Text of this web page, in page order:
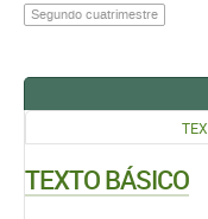
Segundo cuatrimestre
TEXTO BÁSICO